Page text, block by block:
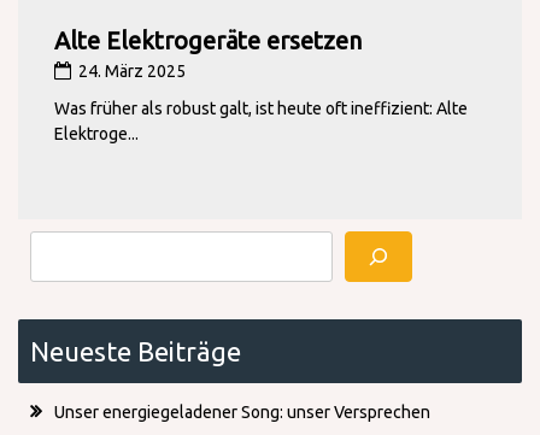
Alte Elektrogeräte ersetzen
24. März 2025
Was früher als robust galt, ist heute oft ineffizient: Alte
Elektroge...
Neueste Beiträge
Unser energiegeladener Song: unser Versprechen